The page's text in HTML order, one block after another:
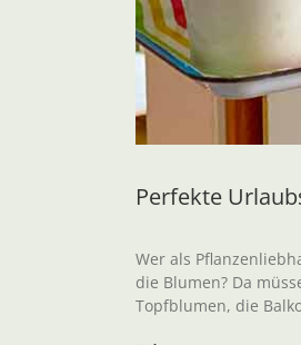
Perfekte
Wer als
die Blumen? Da
Topfblumen, die